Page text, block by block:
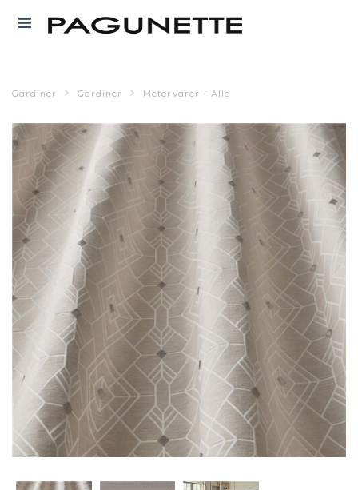
Gardiner Gardiner Metervarer - Alle